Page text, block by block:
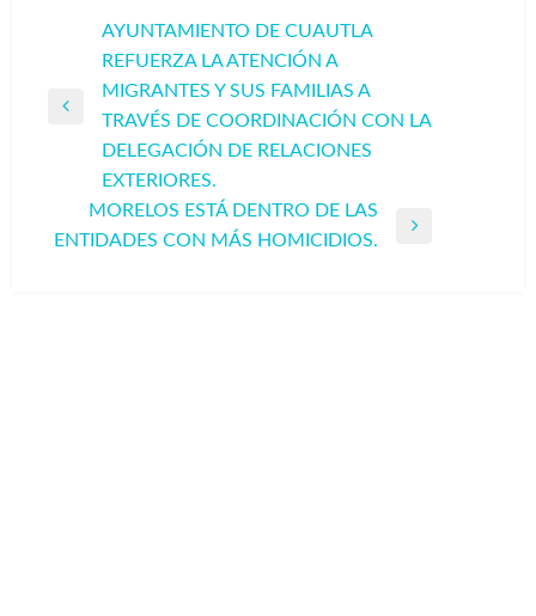
Navegación
entradas
Entrada
anterior
AYUNTAMIENTO DE CUAUTLA
REFUERZA LA ATENCIÓN A
MIGRANTES Y SUS FAMILIAS A
TRAVÉS DE COORDINACIÓN CON LA
DELEGACIÓN DE RELACIONES
EXTERIORES.
Entrada
MORELOS ESTÁ DENTRO DE LAS
ENTIDADES CON MÁS HOMICIDIOS.